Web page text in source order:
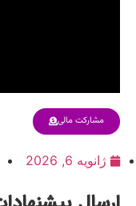
مشارکت مالی
ژانویه 6, 2026